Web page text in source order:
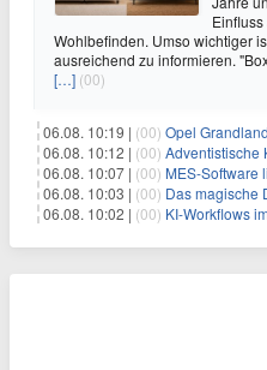
Wohlbefinden. Umso wichtiger
ausreichend zu informieren.
[…] (00)
06.08. 10:19 | (00) Opel Grandland Electric
06.08. 10:12 | (00) Adventistische Kirchenleitungen
06.08. 10:07 | (00) MES-Software live in der
06.08. 10:03 | (00) Das magische
06.08. 10:02 | (00) KI-Workflows im Endpoint